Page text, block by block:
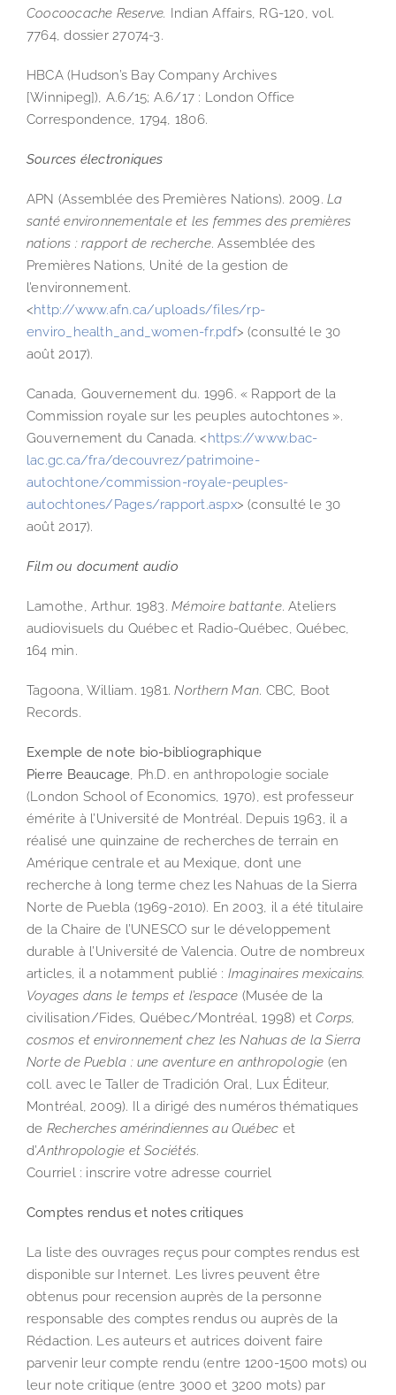
Coocoocache Reserve. Indian Affairs, RG-120, vol.
7764, dossier 27074-3.
HBCA (Hudson’s Bay Company Archives
[Winnipeg]), A.6/15; A.6/17 : London Office
Correspondence, 1794, 1806.
Sources électroniques
APN (Assemblée des Premières Nations). 2009.La
santé environnementale et les femmes des premières
nations : rapport de recherche. Assemblée des
Premières Nations, Unité de la gestion de
l’environnement.
<http://www.afn.ca/uploads/files/rp-
enviro_health_and_women-fr.pdf> (consulté le 30
août 2017).
Canada, Gouvernement du. 1996. « Rapport de la
Commission royale sur les peuples autochtones ».
Gouvernement du Canada. <https://www.bac-
lac.gc.ca/fra/decouvrez/patrimoine-
autochtone/commission-royale-peuples-
autochtones/Pages/rapport.aspx> (consulté le 30
août 2017).
Film ou document audio
Lamothe, Arthur. 1983.Mémoire battante. Ateliers
audiovisuels du Québec et Radio-Québec, Québec,
164 min.
Tagoona, William. 1981.Northern Man. CBC, Boot
Records.
Exemple de note bio-bibliographique
Pierre Beaucage, Ph.D. en anthropologie sociale
(London School of Economics, 1970), est professeur
émérite à l’Université de Montréal. Depuis 1963, il a
réalisé une quinzaine de recherches de terrain en
Amérique centrale et au Mexique, dont une
recherche à long terme chez les Nahuas de la Sierra
Norte de Puebla (1969-2010). En 2003, il a été titulaire
de la Chaire de l’UNESCO sur le développement
durable à l’Université de Valencia. Outre de nombreux
articles, il a notamment publié : Imaginaires mexicains.
Voyages dans le temps et l’espace (Musée de la
civilisation/Fides, Québec/Montréal, 1998) etCorps,
cosmos et environnement chez les Nahuas de la Sierra
Norte de Puebla : une aventure en anthropologie (en
coll. avec le Taller de Tradición Oral, Lux Éditeur,
Montréal, 2009). Il a dirigé des numéros thématiques
de Recherches amérindiennes au Québec et
d’Anthropologie et Sociétés.
Courriel : inscrire votre adresse courriel
Comptes rendus et notes critiques
La liste des ouvrages reçus pour comptes rendus est
disponible sur Internet. Les livres peuvent être
obtenus pour recension auprès de la personne
responsable des comptes rendus ou auprès de la
Rédaction. Les auteurs et autrices doivent faire
parvenir leur compte rendu (entre 1200-1500 mots) ou
leur note critique (entre 3000 et 3200 mots) par